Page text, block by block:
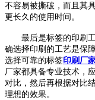
不容易被撕破，而且
更长久的使用时间。
最后是标签的印刷工
确选择印刷的工艺是保障
选择可靠的标签印刷厂
厂家都具备专业技术，
对比，然后再根据对
理想的效果。